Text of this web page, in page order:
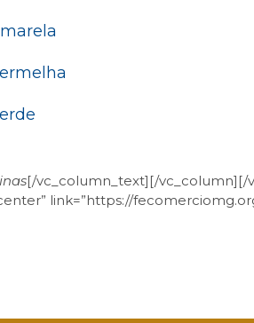
[/vc_column_text][/vc_column][/
link=”https://